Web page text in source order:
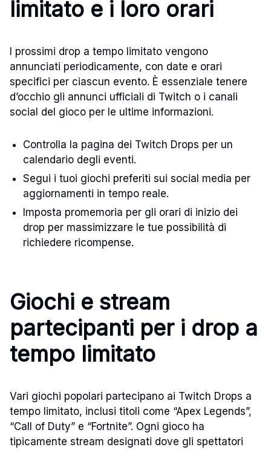
limitato e i loro orari
I prossimi drop a tempo limitato vengono
annunciati periodicamente, con date e orari
specifici per ciascun evento. È essenziale tenere
d’occhio gli annunci ufficiali di Twitch o i canali
social del gioco per le ultime informazioni.
Controlla la pagina dei Twitch Drops per un
calendario degli eventi.
Segui i tuoi giochi preferiti sui social media per
aggiornamenti in tempo reale.
Imposta promemoria per gli orari di inizio dei
drop per massimizzare le tue possibilità di
richiedere ricompense.
Giochi e stream
partecipanti per i drop a
tempo limitato
Vari giochi popolari partecipano ai Twitch Drops a
tempo limitato, inclusi titoli come “Apex Legends”,
“Call of Duty” e “Fortnite”. Ogni gioco ha
tipicamente stream designati dove gli spettatori